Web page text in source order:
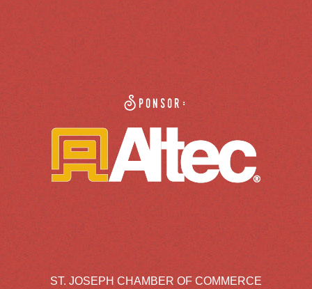
Sponsor:
ST. JOSEPH CHAMBER OF COMMERCE